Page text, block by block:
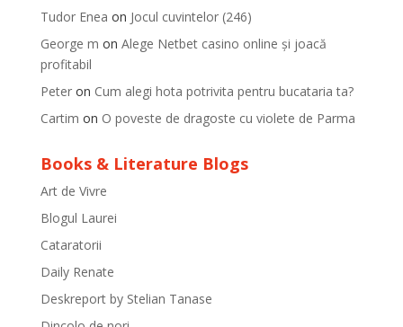
Tudor Enea on Jocul cuvintelor (246)
George m on Alege Netbet casino online și joacă
profitabil
Peteron Cum alegi hota potrivita pentru bucataria ta?
Cartim on O poveste de dragoste cu violete de Parma
Books & Literature Blogs
Art de Vivre
Blogul Laurei
Cataratorii
Daily Renate
Deskreport by Stelian Tanase